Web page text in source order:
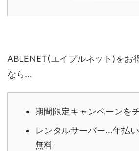
ABLENET(エイブルネット)をお
なら…
期間限定キャンペーンを
レンタルサーバー…年払
無料